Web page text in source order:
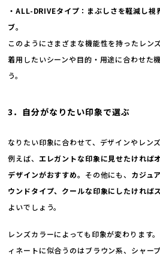
・ALL-DRIVEタイプ：まぶしさを軽減し
ブ。
このようにさまざまな機能性を持ったレン
着用したいシーンや目的・用途に合わせた
う。
3．自分がなりたい印象で選ぶ
なりたい印象に合わせて、デザインやレン
例えば、 エレガントな印象に見せたければ
デザインがおすすめ。 その他にも、 カジュ
ウンドタイプ、クールな印象にしたければ
よいでしょう。
レンズカラーによっても印象が変わります
ィネートに似合うのはブラウン系、シャー